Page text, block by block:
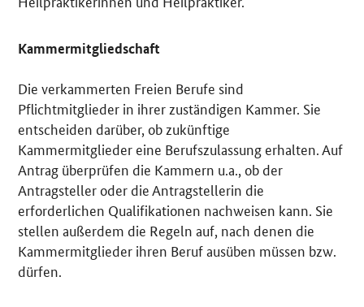
Kammermitgliedschaft
Die verkammerten Freien Berufe sind
Pflichtmitglieder in ihrer zuständigen Kammer. Sie
entscheiden darüber, ob zukünftige
Kammermitglieder eine Berufszulassung erhalten. Auf
Antrag überprüfen die Kammern u.a., ob der
Antragsteller oder die Antragstellerin die
erforderlichen Qualifikationen nachweisen kann. Sie
stellen außerdem die Regeln auf, nach denen die
Kammermitglieder ihren Beruf ausüben müssen bzw.
dürfen.